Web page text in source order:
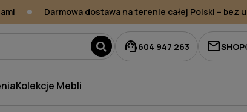
Darmowa dostawa na terenie całej Polski – bez
support_agent604 947 263 mail
Kolekcje Mebli